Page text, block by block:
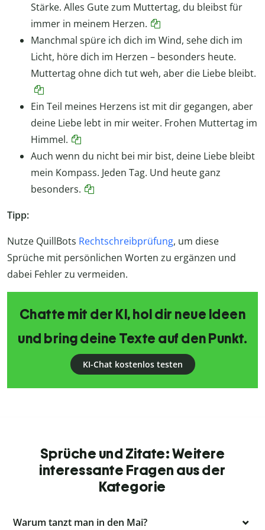
Stärke. Alles Gute zum Muttertag, du bleibst für
immer in meinem Herzen.
Manchmal spüre ich dich im Wind, sehe dich im
Licht, höre dich im Herzen – besonders heute.
Muttertag ohne dich tut weh, aber die Liebe bleibt.
Ein Teil meines Herzens ist mit dir gegangen, aber
deine Liebe lebt in mir weiter. Frohen Muttertag im
Himmel.
Auch wenn du nicht bei mir bist, deine Liebe bleibt
mein Kompass. Jeden Tag. Und heute ganz
besonders.
Tipp:
Nutze QuillBots Rechtschreibprüfung, um diese
Sprüche mit persönlichen Worten zu ergänzen und
dabei Fehler zu vermeiden.
Chatte mit der KI, hol dir neue Ideen
und bring deine Texte auf den Punkt.
KI-Chat kostenlos testen
Sprüche und Zitate: Weitere
interessante Fragen aus der
Kategorie
Warum tanzt man in den Mai?